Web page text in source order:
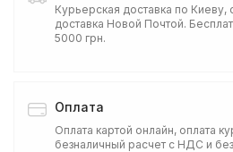
Курьерская доставка по Киеву,
доставка Новой Почтой.
5000 грн.
Оплата
Оплата картой онлайн, оплата
безналичный расчет с НДС и без